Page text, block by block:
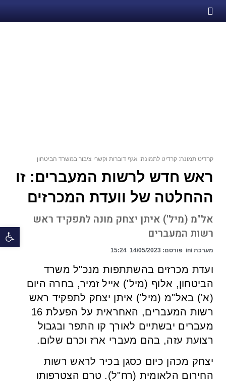
קרדיט תמונה: קרדיט לתמונה: אגף דוברות וקשרי ציבור במשרד הביטחון
ראש חדש לרשות המעברים: זו
ההחלטה של וועדת המכרזים
אל"מ (מיל') איתן יצחק מונה לתפקיד ראש
רשות המעברים
מערכת ini פורסם: 15:24
ועדת מכרזים בהשתתפות מנכ"ל משרד
הביטחון, אלוף (מיל') אייל זמיר, בחרה היום
(א') באל"מ (מיל') איתן יצחק לתפקיד ראש
רשות המעברים, האחראית על הפעלת 16
מעברים יבשתיים לאורך קו התפר ובגבול
רצועת עזה, בהם מעברי ארז וכרם שלום.
יצחק מכהן כיום כסגן בכיר לראש רשות
החירום הלאומית (רח"ל). טרם הצטרפותו